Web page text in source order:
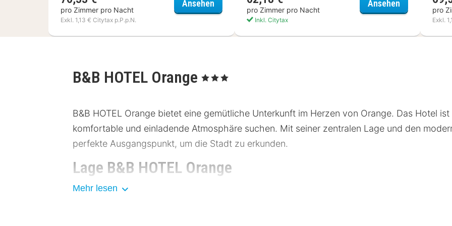
pro Zimmer pro Nacht
Exkl. 1,13 € Citytax p.P.p.N.
Ansehenibis Orange Centre Echangeur A7 A9
pro Zimmer pro Nacht
Inkl. Citytax
Ansehen hotelF1
pro
Exkl.
B&B HOTEL Orange , 3 Sterne
B&B HOTEL Orange bietet eine gemütliche Unterkunft im Herzen von Orange. Das Hotel
komfortable und einladende Atmosphäre suchen. Mit seiner zentralen Lage und den
perfekte Ausgangspunkt, um die Stadt zu erkunden.
Lage B&B HOTEL Orange
Das B&B HOTEL Orange befindet sich in einer erstklassigen Lage, nur wenige Gehminuten
Mehr lesen